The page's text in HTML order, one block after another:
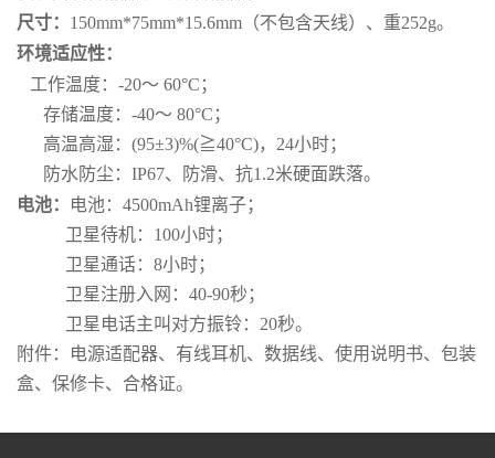
尺寸： 150mm*75mm*15.6mm（不包含天线）、重252g。
环境适应性：
工作温度：-20～ 60°C；
存储温度：-40～ 80°C；
高温高湿：(95±3)%(≧40°C)，24小时；
防水防尘：IP67、防滑、抗1.2米硬面跌落。
电池：
电池：4500mAh锂离子；
卫星待机：100小时；
卫星通话：8小时；
卫星注册入网：40-90秒；
卫星电话主叫对方振铃：20秒。
附件：电源适配器、有线耳机、数据线、使用说明书、包装
盒、保修卡、合格证。